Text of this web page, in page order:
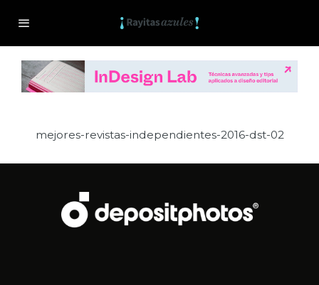
mejores-revistas-independientes-2016-dst-02